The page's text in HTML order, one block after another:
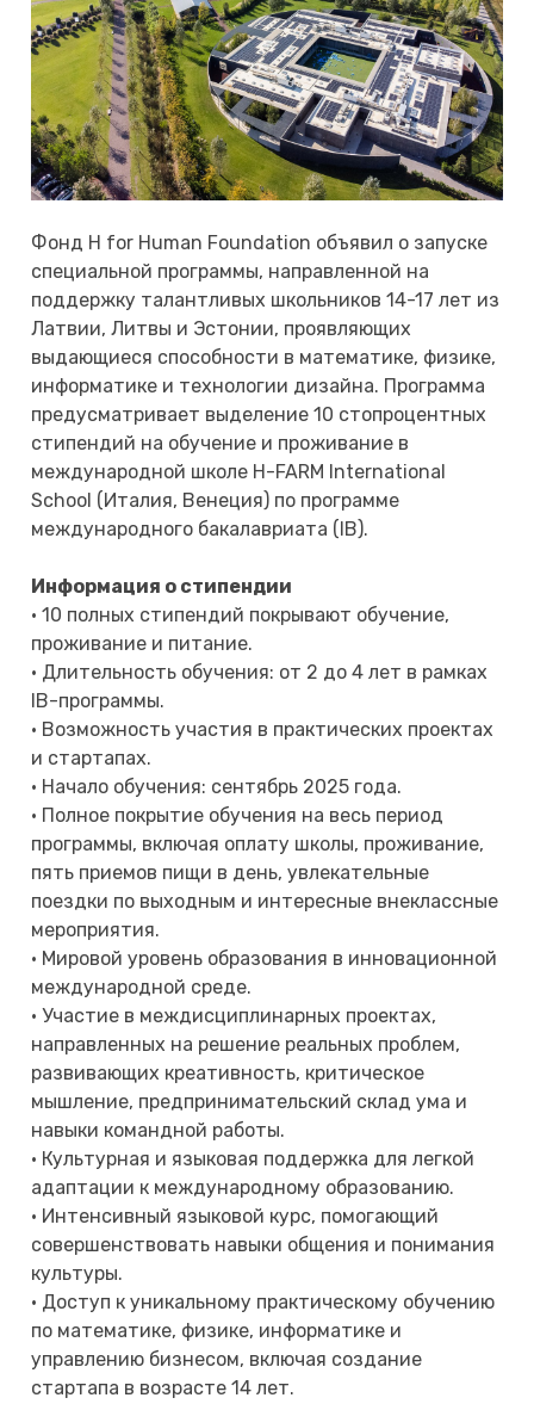
Фонд H for Human Foundation объявил о запуске
специальной программы, направленной на
поддержку талантливых школьников 14-17 лет из
Латвии, Литвы и Эстонии, проявляющих
выдающиеся способности в математике, физике,
информатике и технологии дизайна. Программа
предусматривает выделение 10 стопроцентных
стипендий на обучение и проживание в
международной школе H-FARM International
School (Италия, Венеция) по программе
международного бакалавриата (IB).
Информация о стипендии
• 10 полных стипендий покрывают обучение,
проживание и питание.
• Длительность обучения: от 2 до 4 лет в рамках
IB-программы.
• Возможность участия в практических проектах
и стартапах.
• Начало обучения: сентябрь 2025 года.
• Полное покрытие обучения на весь период
программы, включая оплату школы, проживание,
пять приемов пищи в день, увлекательные
поездки по выходным и интересные внеклассные
мероприятия.
• Мировой уровень образования в инновационной
международной среде.
• Участие в междисциплинарных проектах,
направленных на решение реальных проблем,
развивающих креативность, критическое
мышление, предпринимательский склад ума и
навыки командной работы.
• Культурная и языковая поддержка для легкой
адаптации к международному образованию.
• Интенсивный языковой курс, помогающий
совершенствовать навыки общения и понимания
культуры.
• Доступ к уникальному практическому обучению
по математике, физике, информатике и
управлению бизнесом, включая создание
стартапа в возрасте 14 лет.